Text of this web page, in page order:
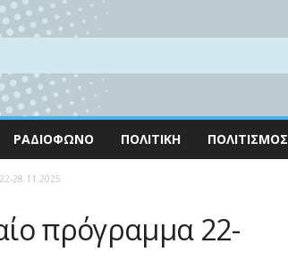
ΡΑΔΙΌΦΩΝΟ ΠΟΛΙΤΙΚΉ ΠΟΛΙΤΙΣΜΌΣ
28.11.2025
πρόγραμμα 22-